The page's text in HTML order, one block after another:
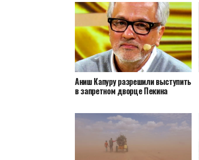
Аниш Капуру разрешили выступить
в запретном дворце Пекина